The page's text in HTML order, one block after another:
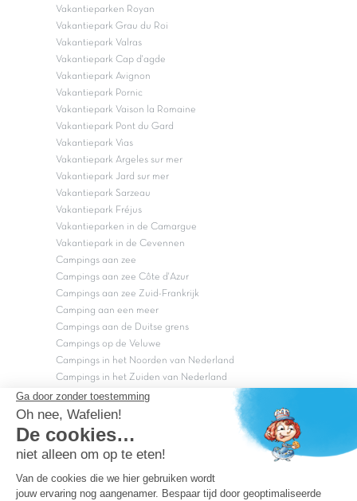
Vakantieparken Royan
Vakantiepark Grau du Roi
Vakantiepark Valras
Vakantiepark Cap d'agde
Vakantiepark Avignon
Vakantiepark Pornic
Vakantiepark Vaison la Romaine
Vakantiepark Pont du Gard
Vakantiepark Vias
Vakantiepark Argeles sur mer
Vakantiepark Jard sur mer
Vakantiepark Sarzeau
Vakantiepark Fréjus
Vakantieparken in de Camargue
Vakantiepark in de Cevennen
Campings aan zee
Campings aan zee Côte d'Azur
Campings aan zee Zuid-Frankrijk
Camping aan een meer
Campings aan de Duitse grens
Campings op de Veluwe
Campings in het Noorden van Nederland
Campings in het Zuiden van Nederland
Copyright Capfun 2026 ©
Bij Capfun solliciteren
Veelgestelde vragen
Dutchbox Vakantiepark
Superdeals
Capfun in de media